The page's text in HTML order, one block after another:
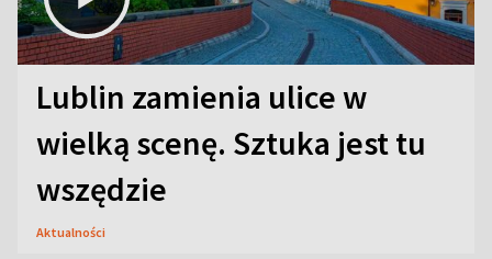
Lublin zamienia ulice w
wielką scenę. Sztuka jest tu
wszędzie
Aktualności